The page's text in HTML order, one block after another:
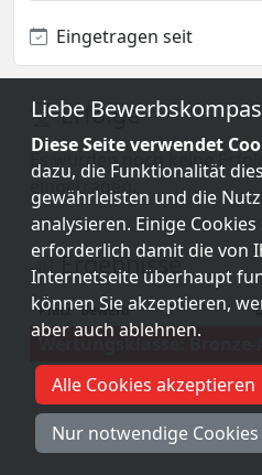
Eingetragen seit
Erfolge
Es wurden noch keine
eingetragen.
Ergebnisse
Platz Bewerb
Wertungsklasse: Bronze-A
22
28. Vergleichsbewerb der
FF Johannesberg
Liebe
Diese Seite verwendet
dazu, die Funktionalität
gewährleisten und die
analysieren. Einige
erforderlich damit die von
Internetseite überhaupt
können Sie akzeptieren,
aber auch ablehnen.
Alle Cookies akzeptieren
Nur notwendige Cookies